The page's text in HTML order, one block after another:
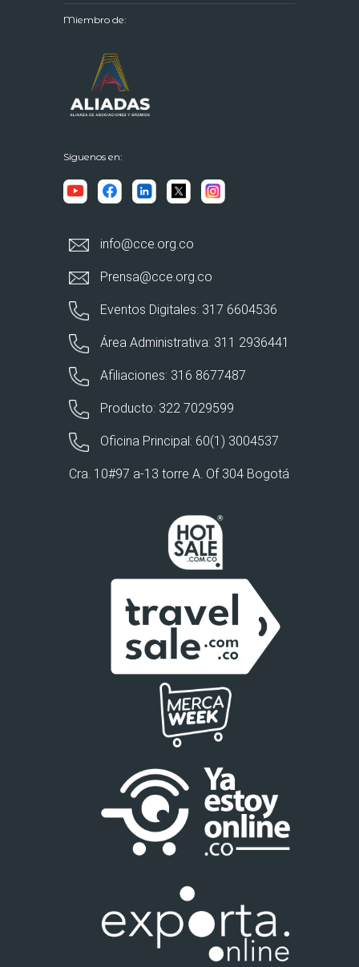
Miembro de:
Síguenos en:
info@cce.org.co
Prensa@cce.org.co
Eventos Digitales: 317 6604536
Área Administrativa: 311 2936441
Afiliaciones: 316 8677487
Producto: 322 7029599
Oficina Principal: 60(1) 3004537
Cra. 10#97 a-13 torre A. Of 304 Bogotá